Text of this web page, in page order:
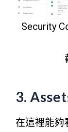
Security
3.
在這裡能夠